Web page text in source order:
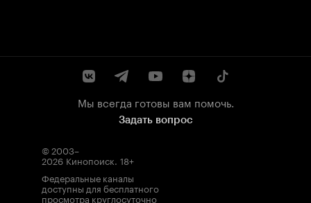
Мы всегда готовы вам помочь.
Задать вопрос
© 2003–
2026 Кинопоиск. 18+
Федеральные каналы
доступны для бесплатного
просмотра круглосуточно